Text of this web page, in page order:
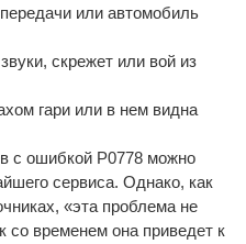
или автомобиль
скрежет или вой из
гари или в нем видна
с ошибкой P0778 можно
сервиса. Однако, как
«эта проблема не
со временем она приведет к